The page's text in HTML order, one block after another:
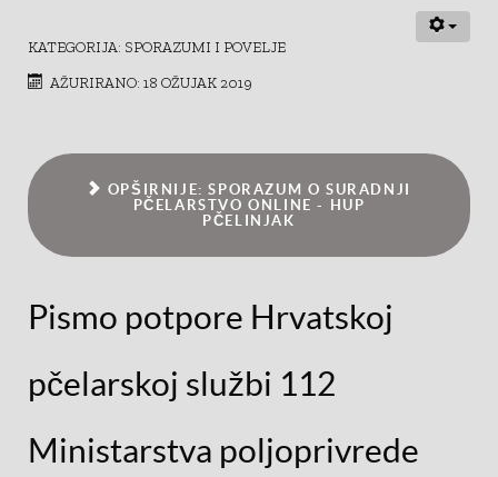
KATEGORIJA: SPORAZUMI I POVELJE
AŽURIRANO: 18 OŽUJAK 2019
OPŠIRNIJE: SPORAZUM O SURADNJI
PČELARSTVO ONLINE - HUP
PČELINJAK
Pismo potpore Hrvatskoj
pčelarskoj službi 112
Ministarstva poljoprivrede